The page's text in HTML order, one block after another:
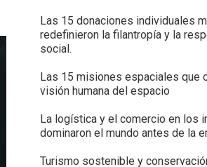
Las 15 donaciones individuales
redefinieron la filantropía y la
social.
Las 15 misiones espaciales que
visión humana del espacio
La logística y el comercio en los
dominaron el mundo antes de la
Turismo sostenible y